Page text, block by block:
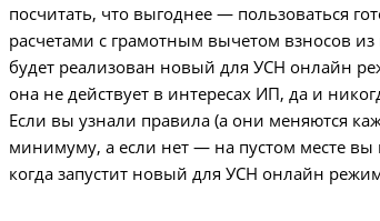
посчитать, что выгоднее — пользоваться
расчетами с грамотным вычетом взносов из
будет реализован новый для УСН онлайн
она не действует в интересах ИП, да и
Если вы узнали правила (а они меняются
минимуму, а если нет — на пустом месте
когда запустит новый для УСН онлайн